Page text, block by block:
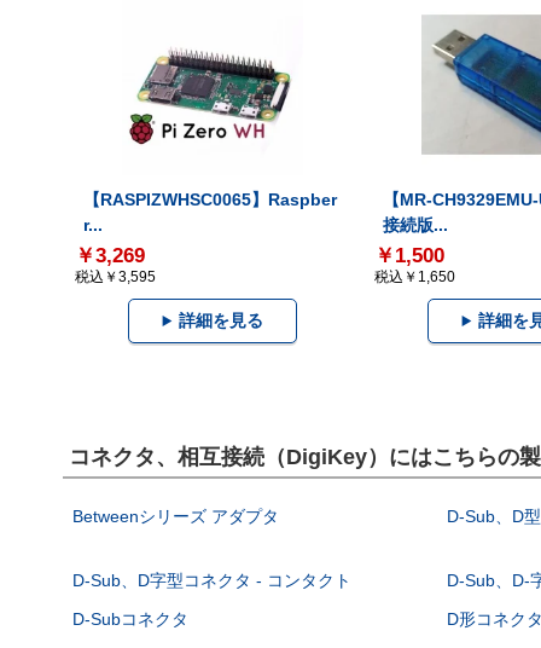
【RASPIZWHSC0065】Raspber
r...
￥3,269
税込￥3,595
詳細を見る
【MR-
接続版...
￥1,500
税込￥1,650
詳細を
コネクタ、相互接続（DigiKey）にはこちらの
Betweenシリーズ アダプタ D-Sub、D
D-Sub、D字型コネクタ - コンタクト
D-Sub、D-
D-Subコネクタ
D形コネク